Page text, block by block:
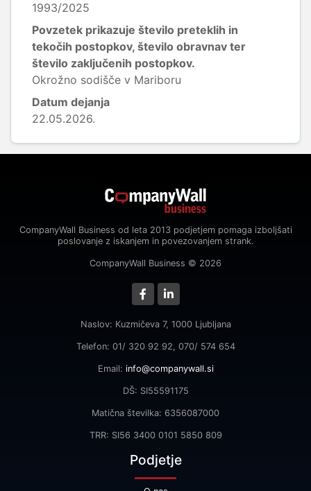
1993/2025
Povzetek prikazuje število preteklih in
tekočih postopkov, število obravnav ter
število zaključenih postopkov.
Okrožno sodišče v Mariboru
Datum dejanja
22.05.2026.
CompanyWall Business od leta 2013 podjetjem pomaga izboljšati
poslovanje z iskanjem in povezovanjem strank.
CompanyWall Business © 2026
Naslov: Kuzmičeva 7, 1000 Ljubljana
Telefon: 01/ 320 92 92, 070/ 574 654
Email: info@companywall.si
DŠ: SI55591175
Matična številka: 6356087000
TRR: SI56 3400 0101 5850 809
Podjetje